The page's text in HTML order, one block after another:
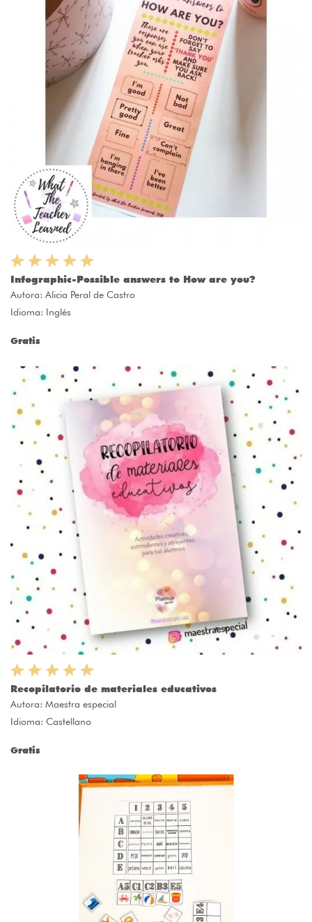
Infographic-Possible answers to How are you?
Autora: Alicia Peral de Castro
Idioma: Inglés
Gratis
Recopilatorio de materiales educativos
Autora: Maestra especial
Idioma: Castellano
Gratis